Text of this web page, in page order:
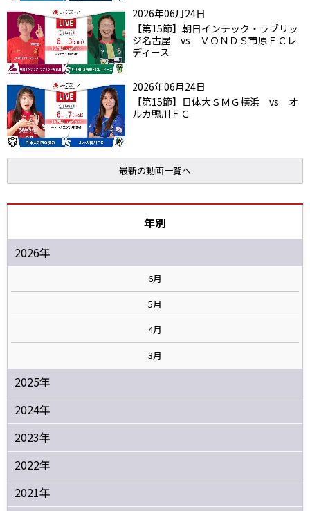
2026年06月24日
【第15節】朝日インテック・ラブリッ
ジ名古屋 vs ＶＯＮＤＳ市原ＦＣレ
ディース
2026年06月24日
【第15節】日体大ＳＭＧ横浜 vs オ
ルカ鴨川ＦＣ
最新の動画一覧へ
年別
2026年
6月
5月
4月
3月
2025年
2024年
2023年
2022年
2021年